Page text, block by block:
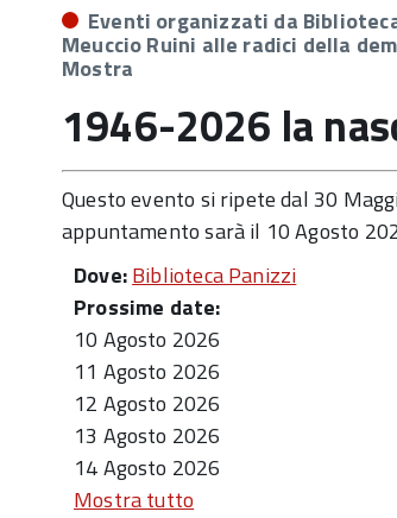
Eventi organizzati da
Meuccio Ruini alle radici della
Mostra
1946-2026 la
Questo evento si ripete dal 30
appuntamento sarà il 10 Agosto
Dove:Biblioteca Panizzi
Prossime date:
10 Agosto 2026
11 Agosto 2026
12 Agosto 2026
13 Agosto 2026
14 Agosto 2026
Mostra tutto